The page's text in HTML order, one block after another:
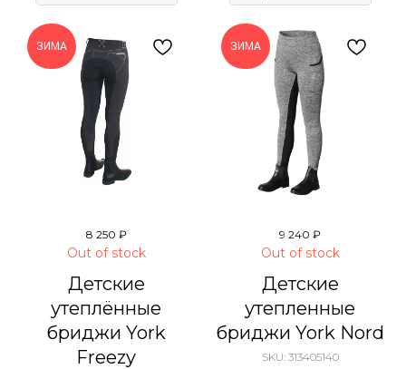
ЗИМА
8 250 ₽
Out of stock
Детские
утеплённые
бриджи York
Freezy
ЗИМА
9 240 ₽
Out of stock
Детские
утепленные
бриджи York Nord
SKU: 313405140